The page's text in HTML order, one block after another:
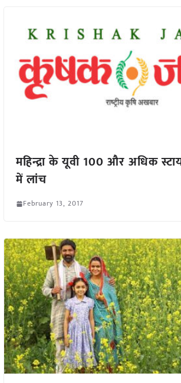
महिन्द्रा के यूवी 100 और अधिक
में लांच
February 13, 2017